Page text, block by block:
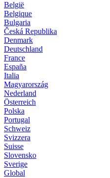
België
Belgique
Bulgaria
Česká Republika
Denmark
Deutschland
France
España
Italia
Magyarország
Nederland
Österreich
Polska
Portugal
Schweiz
Svizzera
Suisse
Slovensko
Sverige
Global